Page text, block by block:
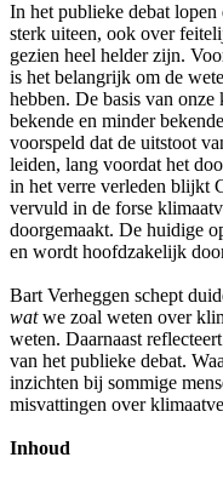
In het publieke debat
sterk uiteen, ook over
gezien heel helder zijn.
is het belangrijk om de
hebben. De basis van
bekende en minder
voorspeld dat de uitstoot
leiden, lang voordat het
in het verre verleden blijkt
vervuld in de forse
doorgemaakt. De huidige
en wordt hoofdzakelijk
Bart Verheggen schept
watwe zoal weten over
weten. Daarnaast
van het publieke debat.
inzichten bij sommige
misvattingen over
Inhoud